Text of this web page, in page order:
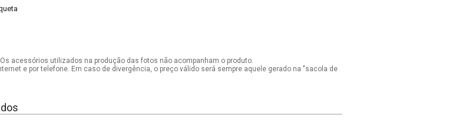
acessórios utilizados na produção das fotos não acompanham o produto.
e por telefone. Em caso de divergência, o preço válido será sempre aquele gerado na "sacola de